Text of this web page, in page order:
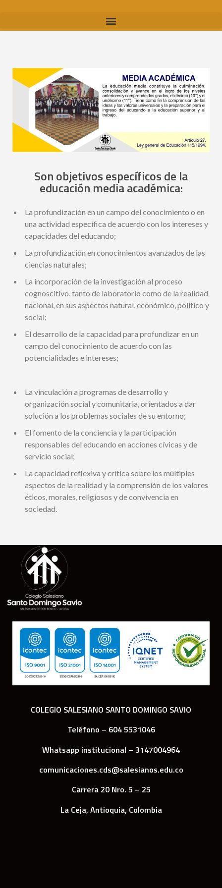
Son objetivos específicos de la
educación media académica:
La profundización en un campo del conocimiento o en
una actividad específica de acuerdo con los intereses y
capacidades del educando;
La profundización en conocimientos avanzados de las
ciencias naturales;
La incorporación de la investigación al proceso
cognoscitivo, tanto de laboratorio como de la realidad
nacional, en sus aspectos natural, económico, político y
social;
El desarrollo de la capacidad para profundizar en un
campo del conocimiento de acuerdo con las
potencialidades e intereses;
La vinculación a programas de desarrollo y
organización social y comunitaria, orientados a dar
solución a los problemas sociales de su entorno;
El fomento de la conciencia y la participación
responsables del educando en acciones cívicas y de
servicio social;
La capacidad reflexiva y crítica sobre los múltiples
aspectos de la realidad y la comprensión de los valores
éticos, morales, religiosos y de convivencia en
sociedad.
COLEGIO SALESIANO SANTO DOMINGO SAVIO
Teléfono – 604 5531046
Whatsapp institucional – 3147004964
comunicaciones.cds@salesianos.edu.co
Carrera 20 Nro. 5 – 25
La Ceja, Antioquia, Colombia